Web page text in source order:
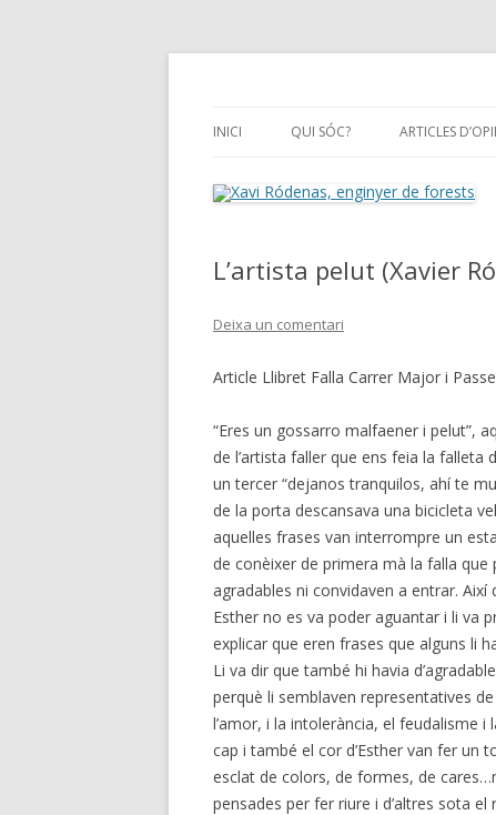
INICI QUI SÓC? ARTICLES
L’artista pelut (Xavier
Deixa un comentari
Article Llibret Falla Carrer Major i
“Eres un gossarro malfaener i pelut”,
de l’artista faller que ens feia la falleta
un tercer “dejanos tranquilos, ahí te
de la porta descansava una bicicleta
aquelles frases van interrompre un
de conèixer de primera mà la falla
agradables ni convidaven a entrar. Així
Esther no es va poder aguantar i li va
explicar que eren frases que alguns li
Li va dir que també hi havia
perquè li semblaven representatives
l’amor, i la intolerància, el feudalisme
cap i també el cor d’Esther van fer un
esclat de colors, de formes, de
pensades per fer riure i d’altres sota